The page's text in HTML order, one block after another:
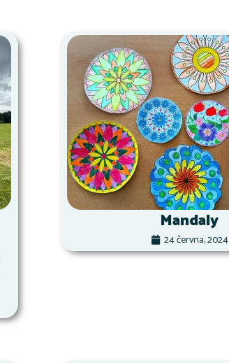
Mandaly
24 června, 2024